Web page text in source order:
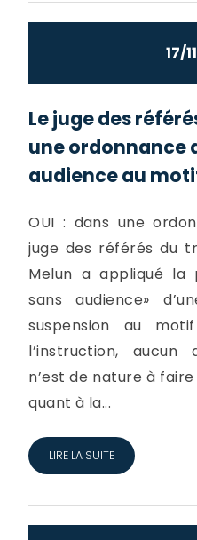
17/
Le juge des
une ordonnance
audience au
OUI : dans une
juge des référés du
Melun a appliqué la
sans audience»
suspension au
l’instruction, aucun
n’est de nature à
quant à la...
LIRE LA SUITE